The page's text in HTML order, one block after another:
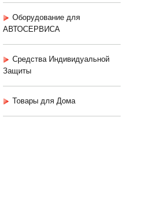
Оборудование для
АВТОСЕРВИСА
Средства Индивидуальной
Защиты
Товары для Дома